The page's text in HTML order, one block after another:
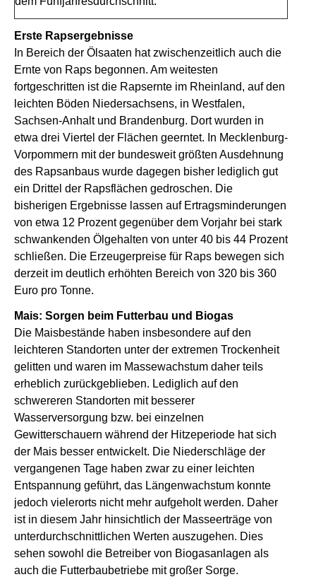
Erste Rapsergebnisse
In Bereich der Ölsaaten hat zwischenzeitlich auch die
Ernte von Raps begonnen. Am weitesten
fortgeschritten ist die Rapsernte im Rheinland, auf den
leichten Böden Niedersachsens, in Westfalen,
Sachsen-Anhalt und Brandenburg. Dort wurden in
etwa drei Viertel der Flächen geerntet. In Mecklenburg-
Vorpommern mit der bundesweit größten Ausdehnung
des Rapsanbaus wurde dagegen bisher lediglich gut
ein Drittel der Rapsflächen gedroschen. Die
bisherigen Ergebnisse lassen auf Ertragsminderungen
von etwa 12 Prozent gegenüber dem Vorjahr bei stark
schwankenden Ölgehalten von unter 40 bis 44 Prozent
schließen. Die Erzeugerpreise für Raps bewegen sich
derzeit im deutlich erhöhten Bereich von 320 bis 360
Euro pro Tonne.
Mais: Sorgen beim Futterbau und Biogas
Die Maisbestände haben insbesondere auf den
leichteren Standorten unter der extremen Trockenheit
gelitten und waren im Massewachstum daher teils
erheblich zurückgeblieben. Lediglich auf den
schwereren Standorten mit besserer
Wasserversorgung bzw. bei einzelnen
Gewitterschauern während der Hitzeperiode hat sich
der Mais besser entwickelt. Die Niederschläge der
vergangenen Tage haben zwar zu einer leichten
Entspannung geführt, das Längenwachstum konnte
jedoch vielerorts nicht mehr aufgeholt werden. Daher
ist in diesem Jahr hinsichtlich der Masseerträge von
unterdurchschnittlichen Werten auszugehen. Dies
sehen sowohl die Betreiber von Biogasanlagen als
auch die Futterbaubetriebe mit großer Sorge.